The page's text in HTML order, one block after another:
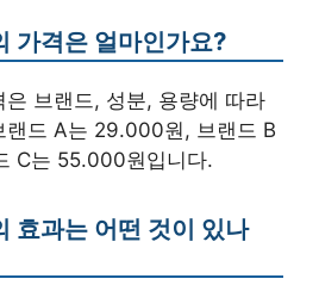
가격은 얼마인가요?
브랜드, 성분, 용량에 따라
랜드 A는 29.000원, 브랜드 B
C는 55.000원입니다.
효과는 어떤 것이 있나